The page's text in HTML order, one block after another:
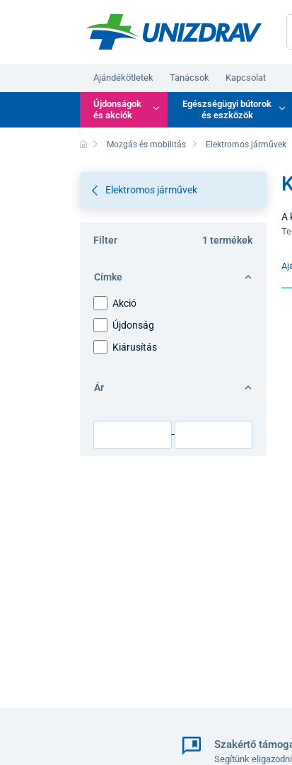
Ajándékötletek Tanácsok Kapcsolat
Újdonságok
és akciók
Egészségügyi bútorok
és eszközök
Mozgás és mobilitás Elektromos járművek
Elektromos járművek
Filter 1 termékek
Címke
Akció
Újdonság
Kiárusítás
Ár
-
A
Szakértő
Segítünk